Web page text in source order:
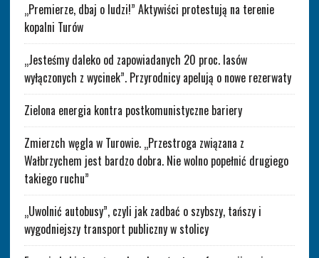
„Premierze, dbaj o ludzi!” Aktywiści protestują na terenie
kopalni Turów
„Jesteśmy daleko od zapowiadanych 20 proc. lasów
wyłączonych z wycinek”. Przyrodnicy apelują o nowe rezerwaty
Zielona energia kontra postkomunistyczne bariery
Zmierzch węgla w Turowie. „Przestroga związana z
Wałbrzychem jest bardzo dobra. Nie wolno popełnić drugiego
takiego ruchu”
„Uwolnić autobusy”, czyli jak zadbać o szybszy, tańszy i
wygodniejszy transport publiczny w stolicy